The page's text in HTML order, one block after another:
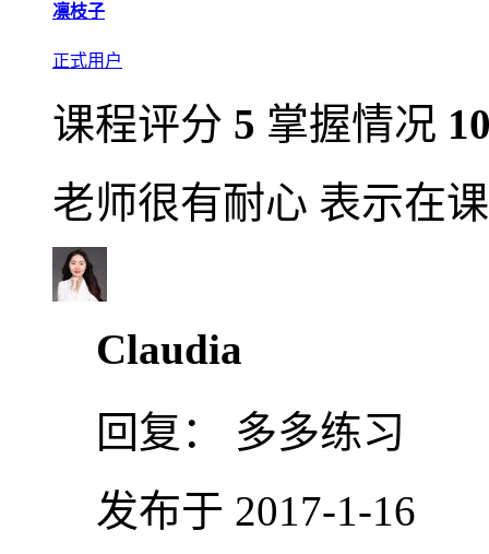
凛枝子
正式用户
课程评分 5 掌握情况
老师很有耐心 表示在
Claudia
回复：
多多练习
发布于 2017-1-16